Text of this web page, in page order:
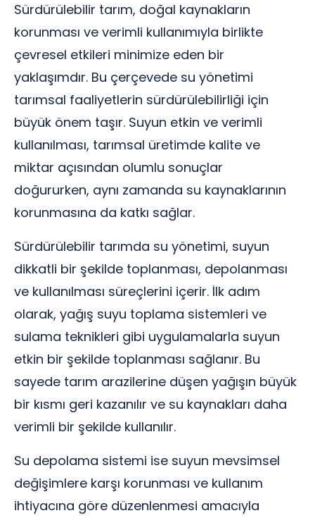
Sürdürülebilir tarım, doğal kaynakların
korunması ve verimli kullanımıyla birlikte
çevresel etkileri minimize eden bir
yaklaşımdır. Bu çerçevede su yönetimi
tarımsal faaliyetlerin sürdürülebilirliği için
büyük önem taşır. Suyun etkin ve verimli
kullanılması, tarımsal üretimde kalite ve
miktar açısından olumlu sonuçlar
doğururken, aynı zamanda su kaynaklarının
korunmasına da katkı sağlar.
Sürdürülebilir tarımda su yönetimi, suyun
dikkatli bir şekilde toplanması, depolanması
ve kullanılması süreçlerini içerir. İlk adım
olarak, yağış suyu toplama sistemleri ve
sulama teknikleri gibi uygulamalarla suyun
etkin bir şekilde toplanması sağlanır. Bu
sayede tarım arazilerine düşen yağışın büyük
bir kısmı geri kazanılır ve su kaynakları daha
verimli bir şekilde kullanılır.
Su depolama sistemi ise suyun mevsimsel
değişimlere karşı korunması ve kullanım
ihtiyacına göre düzenlenmesi amacıyla